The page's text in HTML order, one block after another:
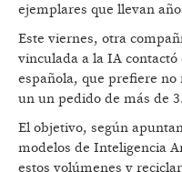
ejemplares que llevan
Este viernes, otra
vinculada a la IA
española, que prefiere
un un pedido de más de
El objetivo, según
modelos de Inteligencia
estos volúmenes y